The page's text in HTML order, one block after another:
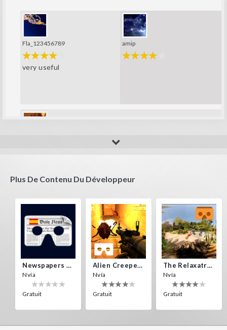
Fla_123456789
very useful
amip
Plus De Contenu Du Développeur
Newspapers Spain VR
Nvía
Gratuit
Alien Creepers VR
Nvía
Gratuit
The Relaxatron
Nvía
Gratuit